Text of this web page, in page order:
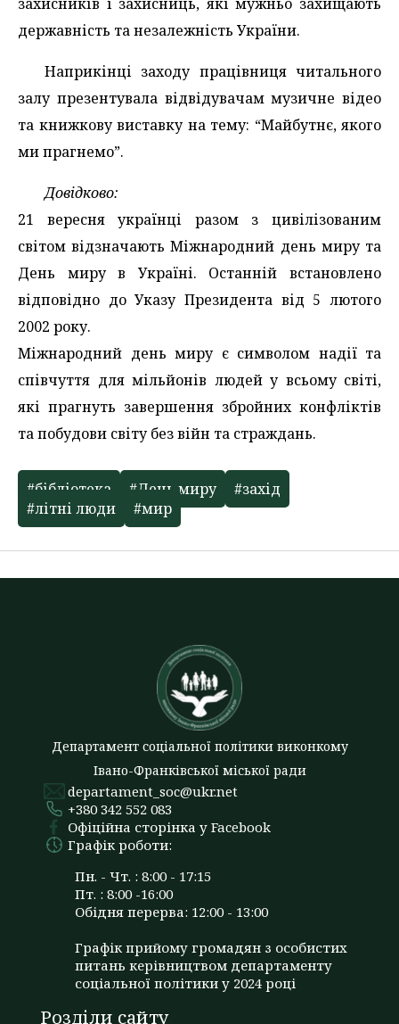
державність та незалежність України.
Наприкінці заходу працівниця читального
залу презентувала відвідувачам музичне відео
та книжкову виставку на тему: “Майбутнє, якого
ми прагнемо”.
Довідково:
21 вересня українці разом з цивілізованим
світом відзначають Міжнародний день миру та
День миру в Україні. Останній встановлено
відповідно до Указу Президента від 5 лютого
2002 року.
Міжнародний день миру є символом надії та
співчуття для мільйонів людей у всьому світі,
які прагнуть завершення збройних конфліктів
та побудови світу без війн та страждань.
#бібліотека #День миру
#захід
#літні люди
#мир
Департамент соціальної політики виконкому
Івано-Франківської міської ради
departament_soc@ukr.net
+380 342 552 083
Офіційна сторінка у Facebook
Графік роботи:
Пн. - Чт. : 8:00 - 17:15
Пт. : 8:00 -16:00
Обідня перерва: 12:00 - 13:00
Графік прийому громадян з особистих
питань керівництвом департаменту
соціальної політики у 2024 році
Розділи сайту